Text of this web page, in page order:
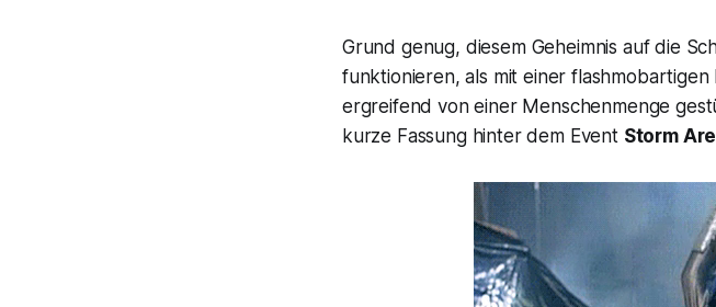
Grund genug, diesem Geheimnis auf die
funktionieren, als mit einer
ergreifend von einer Menschenmenge
kurze Fassung hinter dem Event Storm